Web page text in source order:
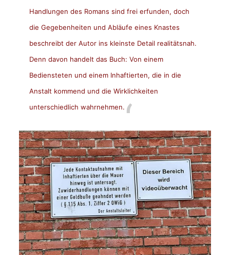
Handlungen des Romans sind frei erfunden, doch
die Gegebenheiten und Abläufe eines Knastes
beschreibt der Autor ins kleinste Detail realitätsnah.
Denn davon handelt das Buch: Von einem
Bediensteten und einem Inhaftierten, die in die
Anstalt kommend und die Wirklichkeiten
unterschiedlich wahrnehmen.